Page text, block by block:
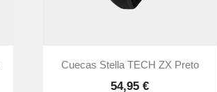
Vista rápida
Cuecas Stella TECH ZX Preto
54,95 €